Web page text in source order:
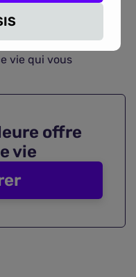
du marché et qu'ils
contact avec un
assurance, pour
vie qui vous
offre
vie